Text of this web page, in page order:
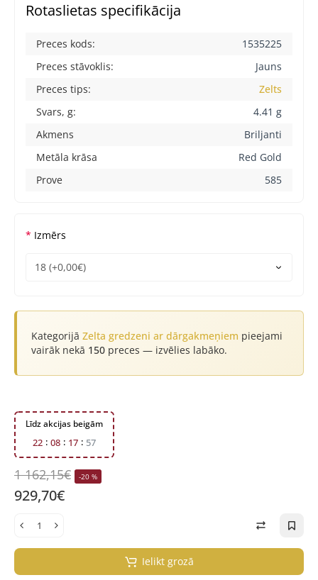
Rotaslietas specifikācija
Preces kods:
1535225
Preces stāvoklis:
Jauns
Preces tips:
Zelts
Svars, g:
4.41 g
Akmens
Briljanti
Metāla krāsa
Red Gold
Prove
585
Izmērs
Kategorijā Zelta gredzeni ar dārgakmeņiem pieejami
vairāk nekā 150 preces — izvēlies labāko.
Līdz akcijas beigām
22 08 17 56
1 162,15€ -20 %
929,70€
Ielikt grozā